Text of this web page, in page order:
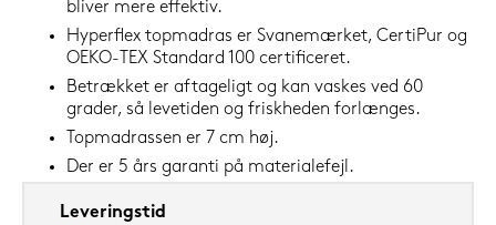
bliver mere effektiv.
Hyperflex topmadras er Svanemærket, CertiPur og
OEKO-TEX Standard 100 certificeret.
Betrækket er aftageligt og kan vaskes ved 60
grader, så levetiden og friskheden forlænges.
Topmadrassen er 7 cm høj.
Der er 5 års garanti på materialefejl.
Leveringstid